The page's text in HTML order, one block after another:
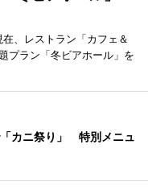
、レストラン「カフェ＆
プラン「冬ビアホール」を
カニ祭り」 特別メニュ